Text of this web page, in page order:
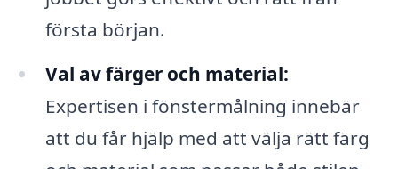
första början.
Val av färger och material:
Expertisen i fönstermålning innebär
att du får hjälp med att välja rätt färg